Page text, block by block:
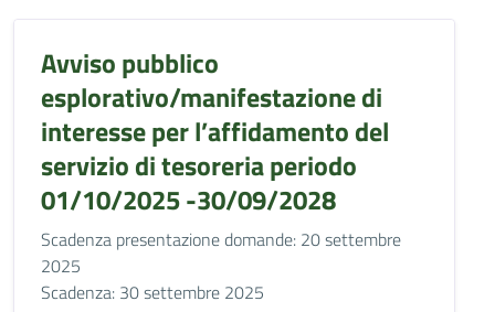
Avviso pubblico
esplorativo/manifestazione di
interesse per l’affidamento del
servizio di tesoreria periodo
01/10/2025 -30/09/2028
Scadenza presentazione domande: 20 settembre
2025
Scadenza: 30 settembre 2025